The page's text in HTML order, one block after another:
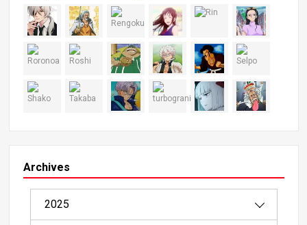
Archives
2025